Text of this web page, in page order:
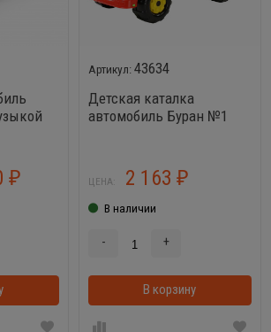
₽
В корзинке
43634
Детская каталка
автомобиль Буран №1
ЦЕНА: 2 163 ₽
В наличии
- +
В корзину